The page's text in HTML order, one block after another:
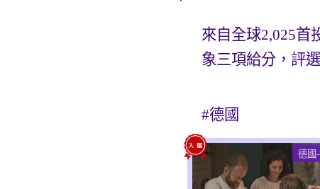
來自全球2,025首
象三項給分，評
#德國
德國